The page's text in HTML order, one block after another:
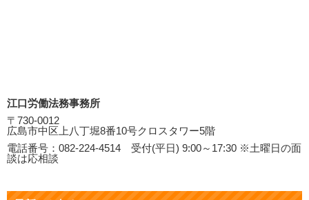
江口労働法務事務所
〒730-0012
広島市中区上八丁堀8番10号クロスタワー5階
電話番号：082-224-4514 受付(平日) 9:00～17:30 ※土曜日の面
談は応相談